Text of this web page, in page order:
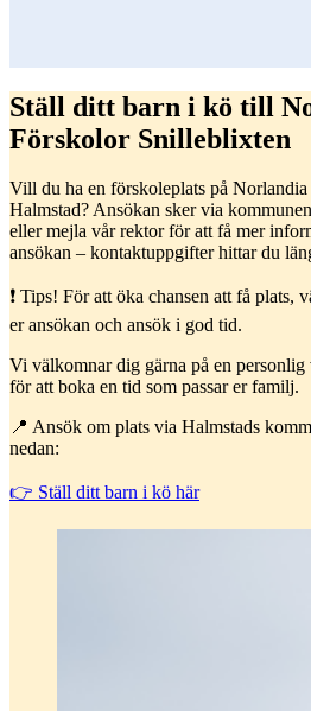
Ställ ditt barn i kö till
Förskolor Snilleblixten
Vill du ha en förskoleplats på
Halmstad? Ansökan sker via
eller mejla vår rektor för att få mer
ansökan – kontaktuppgifter hittar du
❗️ Tips! För att öka chansen att få plats,
er ansökan och ansök i god tid.
Vi välkomnar dig gärna på en
för att boka en tid som passar er familj.
📍 Ansök om plats via Halmstads
nedan:
👉 Ställ ditt barn i kö här